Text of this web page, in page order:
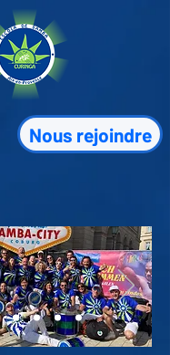
Nous rejoindre